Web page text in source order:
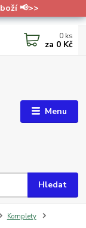
📢>>
Menu
Hledat
0 ks
za 0 Kč
Komplety